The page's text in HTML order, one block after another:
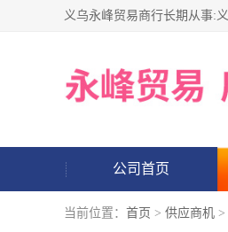
公司首页
当前位置： 首页 > 供应商机 >